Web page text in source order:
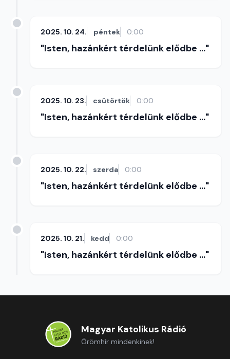
2025. 10. 24. péntek 0:00
"Isten, hazánkért térdelünk elődbe ..."
2025. 10. 23. csütörtök 0:00
"Isten, hazánkért térdelünk elődbe ..."
2025. 10. 22. szerda 0:00
"Isten, hazánkért térdelünk elődbe ..."
2025. 10. 21. kedd 0:00
"Isten, hazánkért térdelünk elődbe ..."
Magyar Katolikus Rádió
Örömhír mindenkinek!